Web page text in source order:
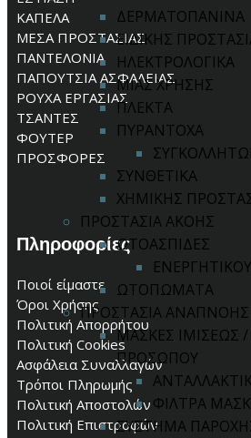
ΔΕΡΜΑΤΟΠΑΝΙΝΑ
ΕΙΔΙΚΗΣ
ΗΛΕΚΤΡΟΛΟΓΙΚΑ
ΜΙΑΣ ΧΡΗΣΗΣ
ΠΛΕΚΤΑ
ΠΥΡΑΝΤΟΧΑ
ΣΥΝΘΕΤΙΚΑ
ΧΗΜΙΚΗΣ
ΠΡΟΣΤΑΣΙΑ ΑΚΟΗΣ
ΩΤΟΑΣΠΙΔΕΣ
ΩΤΟΠΩΜΑΤΑ
ΠΡΟΣΤΑΣΙΑ ΑΝΑΠΝΟΗΣ
ΜΑΣΚΕΣ ΙΜΙΣΕΩΣ
ΠΡΟΣΩΠΟΥ
ΦΙΛΤΡΑ
ΣΥΣΤΗΜΑ
ΚΑΠΕΛΑ
ΜΕΣΑ ΠΡΟΣΤΑΣΙΑΣ
ΠΑΝΤΕΛΟΝΙΑ
ΠΑΠΟΥΤΣΙΑ ΑΣΦΑΛΕΙΑΣ
ΡΟΥΧΑ ΕΡΓΑΣΙΑΣ
ΤΣΑΝΤΕΣ
ΦΟΥΤΕΡ
ΠΡΟΣΦΟΡΕΣ
Πληροφορίες
Ποιοί είμαστε
Όροι Χρήσης
Πολιτική Απορρήτου
Πολιτική Cookies
Ασφάλεια Συναλλαγών
Τρόποι Πληρωμής
Πολιτική Αποστολών
Πολιτική Επιστροφών